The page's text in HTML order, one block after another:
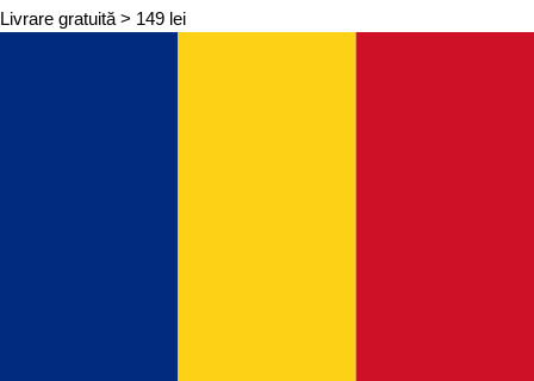
Livrare gratuită > 149 lei